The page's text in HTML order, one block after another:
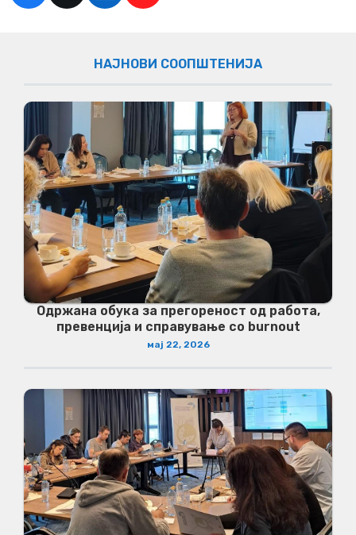
НАЈНОВИ СООПШТЕНИЈА
Одржана обука за прегореност од работа,
превенција и справување со burnout
мај 22, 2026